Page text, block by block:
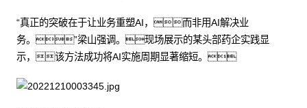
“真正的突破在于让业务重塑AI，而非用AI解决业
务。”梁山强调。现场展示的某头部药企实践显
示，该方法成功将AI实施周期显著缩短。